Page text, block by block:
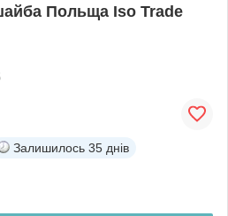
Польща Iso Trade
Залишилось 35 днів